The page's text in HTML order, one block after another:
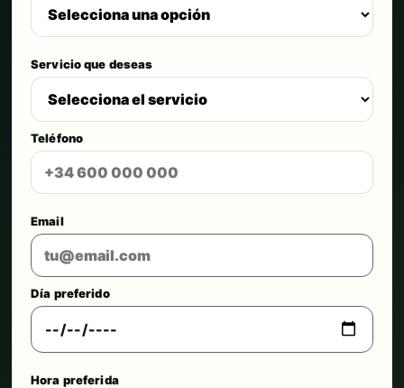
Servicio que deseas
Teléfono
Email
Día preferido
Hora preferida